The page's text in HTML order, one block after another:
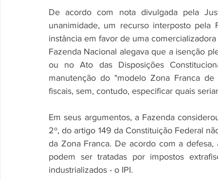
De acordo com nota divulgada pela
unanimidade, um recurso interposto pela
instância em favor de uma
Fazenda Nacional alegava que a isenção
ou no Ato das Disposições
manutenção do "modelo Zona Franca
fiscais, sem, contudo, especificar quais
Em seus argumentos, a Fazenda
2º, do artigo 149 da Constituição Federal
da Zona Franca. De acordo com a
podem ser tratadas por impostos
industrializados - o IPI.